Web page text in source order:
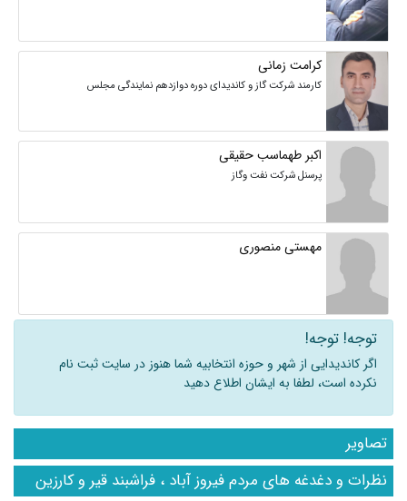
کرامت زمانی
کارمند شرکت گاز و کاندیدای دوره دوازدهم نمایندگی مجلس
اکبر طهماسب حقیقی
پرسنل شرکت نفت وگاز
مهستی منصوری
توجه! توجه!
اگر کاندیدایی از شهر و حوزه انتخابیه شما هنوز در سایت ثبت نام
نکرده است، لطفا به ایشان اطلاع دهید
تصاویر
نظرات و دغدغه های مردم فیروز آباد ، فراشبند قیر و کارزین